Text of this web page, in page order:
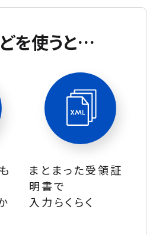
を使うと…
まとまった受領証
明書で
入力らくらく